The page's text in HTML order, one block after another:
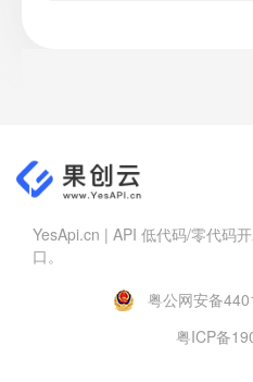
YesApi.cn | API 低代码/零代码
口。
粤公网安备
粤ICP备